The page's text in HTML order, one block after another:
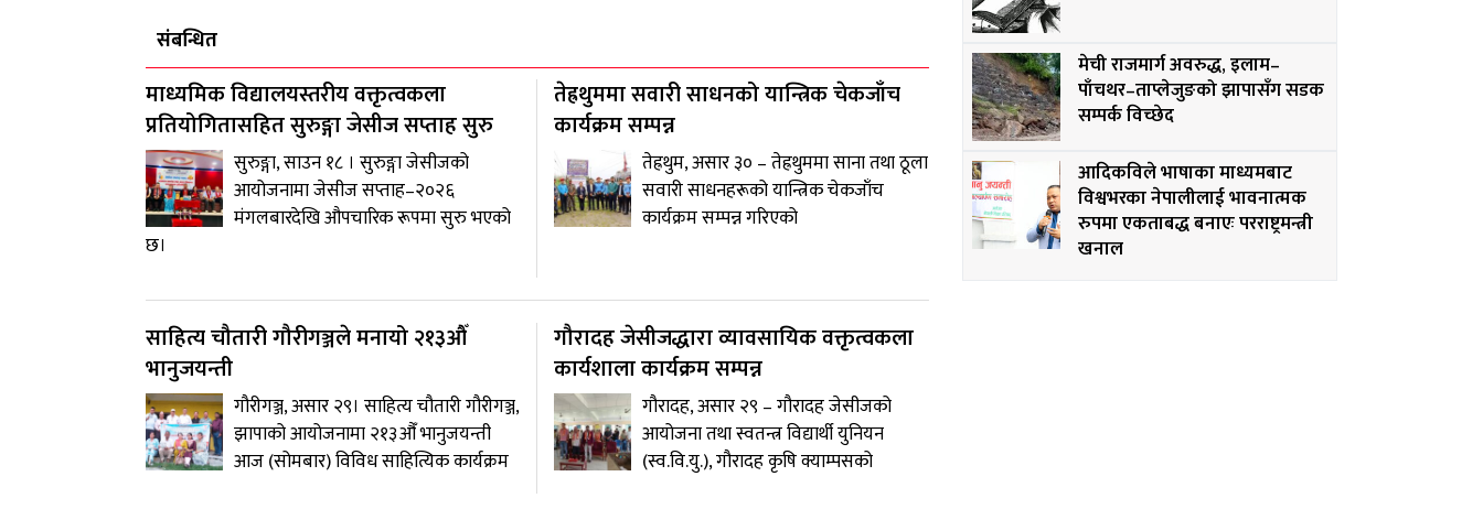
संबन्धित
माध्यमिक विद्यालयस्तरीय वक्तृत्वकला
प्रतियोगितासहित सुरुङ्गा जेसीज सप्ताह सुरु
सुरुङ्गा, साउन १८ । सुरुङ्गा जेसीजको
आयोजनामा जेसीज सप्ताह–२०२६
मंगलबारदेखि औपचारिक रूपमा सुरु भएको
छ।
तेह्रथुममा सवारी साधनको यान्त्रिक चेकजाँच
कार्यक्रम सम्पन्न
तेह्रथुम, असार ३० – तेह्रथुममा साना तथा ठूला
सवारी साधनहरूको यान्त्रिक चेकजाँच
कार्यक्रम सम्पन्न गरिएको
साहित्य चौतारी गौरीगञ्जले मनायो २१३औँ
भानुजयन्ती
गौरीगञ्ज, असार २९। साहित्य चौतारी गौरीगञ्ज,
झापाको आयोजनामा २१३औँ भानुजयन्ती
आज (सोमबार) विविध साहित्यिक कार्यक्रम
गौरादह जेसीजद्धारा व्यावसायिक वक्तृत्वकला
कार्यशाला कार्यक्रम सम्पन्न
गौरादह, असार २९ – गौरादह जेसीजको
आयोजना तथा स्वतन्त्र विद्यार्थी युनियन
(स्व.वि.यु.), गौरादह कृषि क्याम्पसको
मेची राजमार्ग अवरुद्ध, इलाम–
पाँचथर–ताप्लेजुङको झापासँग सडक
सम्पर्क विच्छेद
आदिकविले भाषाका माध्यमबाट
विश्वभरका नेपालीलाई भावनात्मक
रुपमा एकताबद्ध बनाएः परराष्ट्रमन्त्री
खनाल